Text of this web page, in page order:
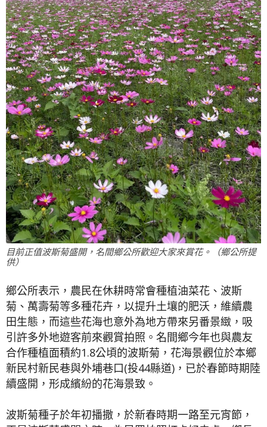
目前正值波斯菊盛開，名間鄉公所歡迎大家來賞花。（鄉公所提
供）
鄉公所表示，農民在休耕時常會種植油菜花、波斯
菊、萬壽菊等多種花卉，以提升土壤的肥沃，維續農
田生態，而這些花海也意外為地方帶來另番景緻，吸
引許多外地遊客前來觀賞拍照。名間鄉今年也與農友
合作種植面積約1.8公頃的波斯菊，花海景觀位於本鄉
新民村新民巷與外埔巷口(投44縣道)，已於春節時期陸
續盛開，形成繽紛的花海景致。
波斯菊種子於年初播撒，於新春時期一路至元宵節，